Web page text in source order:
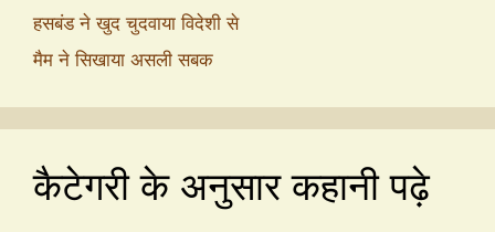
हसबंड ने खुद चुदवाया विदेशी से
मैम ने सिखाया असली सबक
कैटेगरी के अनुसार कहानी पढ़े